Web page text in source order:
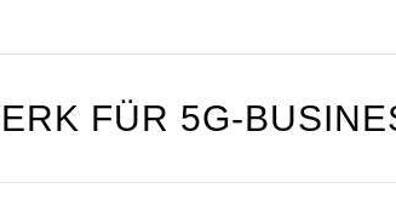
FÜR 5G-